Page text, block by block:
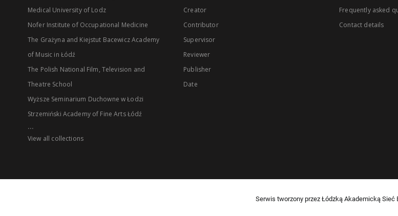
Medical University of Lodz
Nofer Institute of Occupational Medicine
The Grażyna and Kiejstut Bacewicz Academy
of Music in Łódź
The Polish National Film, Television and
Theatre School
Wyższe Seminarium Duchowne w Łodzi
Strzemiński Academy of Fine Arts Łódź
...
View all collections
Creator
Contributor
Supervisor
Reviewer
Publisher
Date
Frequently asked
Contact details
Serwis tworzony przez Łódzką Akademicką Sieć